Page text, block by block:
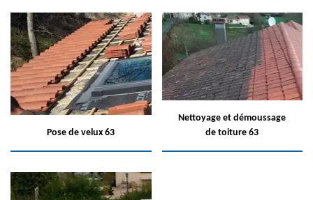
Pose de velux 63
Nettoyage et démoussage
de toiture 63